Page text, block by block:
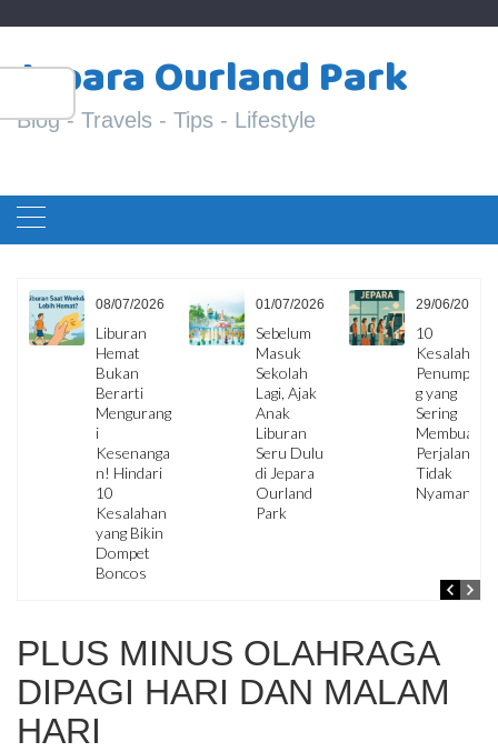
content
Jepara Ourland Park
Blog - Travels - Tips - Lifestyle
08/07/2026
Liburan
Hemat
Bukan
Berarti
Mengurang
i
Kesenanga
n! Hindari
10
Kesalahan
yang Bikin
Dompet
Boncos
01/07/2026
Sebelum
Masuk
Sekolah
Lagi, Ajak
Anak
Liburan
Seru Dulu
di Jepara
Ourland
Park
29/06/2026
10
Kesalahan
Penumpan
g yang
Sering
Membuat
Perjalanan
Tidak
Nyaman
PLUS MINUS OLAHRAGA
DIPAGI HARI DAN MALAM
HARI